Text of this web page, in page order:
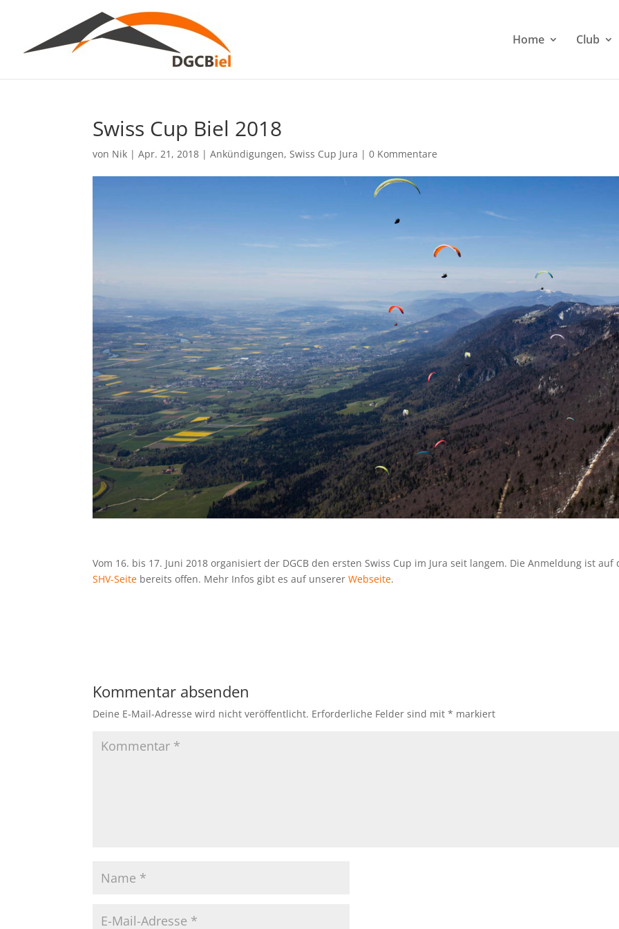
Home Club
Swiss Cup Biel 2018
von Nik |Apr. 21, 2018 |Ankündigungen,Swiss Cup Jura |0 Kommentare
Vom 16. bis 17. Juni 2018 organisiert der DGCB den ersten Swiss Cup im Jura seit langem. Die Anmeldung ist auf
SHV-Seite bereits offen. Mehr Infos gibt es auf unsererWebseite.
Kommentar absenden
Deine E-Mail-Adresse wird nicht veröffentlicht. Erforderliche Felder sind mit* markiert